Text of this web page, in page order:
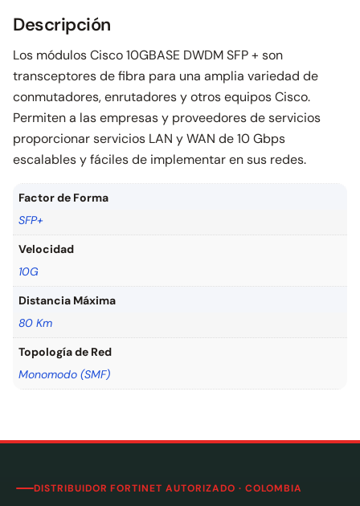
Descripción
Los módulos Cisco 10GBASE DWDM SFP + son
transceptores de fibra para una amplia variedad de
conmutadores, enrutadores y otros equipos Cisco.
Permiten a las empresas y proveedores de servicios
proporcionar servicios LAN y WAN de 10 Gbps
escalables y fáciles de implementar en sus redes.
Factor de Forma
SFP+
Velocidad
10G
Distancia Máxima
80 Km
Topología de Red
Monomodo (SMF)
DISTRIBUIDOR FORTINET AUTORIZADO · COLOMBIA